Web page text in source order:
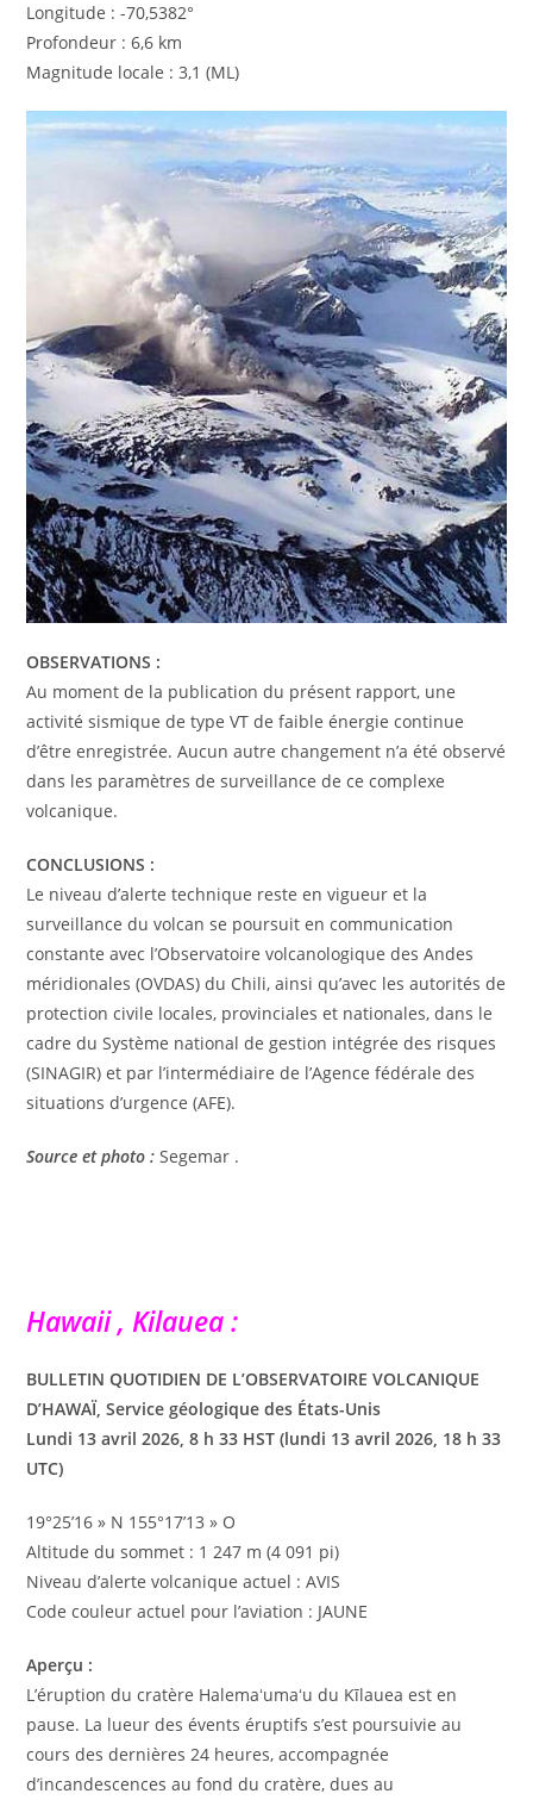
Longitude : -70,5382°
Profondeur : 6,6 km
Magnitude locale : 3,1 (ML)
OBSERVATIONS :
Au moment de la publication du présent rapport, une
activité sismique de type VT de faible énergie continue
d’être enregistrée. Aucun autre changement n’a été observé
dans les paramètres de surveillance de ce complexe
volcanique.
CONCLUSIONS :
Le niveau d’alerte technique reste en vigueur et la
surveillance du volcan se poursuit en communication
constante avec l’Observatoire volcanologique des Andes
méridionales (OVDAS) du Chili, ainsi qu’avec les autorités de
protection civile locales, provinciales et nationales, dans le
cadre du Système national de gestion intégrée des risques
(SINAGIR) et par l’intermédiaire de l’Agence fédérale des
situations d’urgence (AFE).
Source et photo : Segemar .
Hawaii , Kilauea :
BULLETIN QUOTIDIEN DE L’OBSERVATOIRE VOLCANIQUE
D’HAWAÏ, Service géologique des États-Unis
Lundi 13 avril 2026, 8 h 33 HST (lundi 13 avril 2026, 18 h 33
UTC)
19°25’16 » N 155°17’13 » O
Altitude du sommet : 1 247 m (4 091 pi)
Niveau d’alerte volcanique actuel : AVIS
Code couleur actuel pour l’aviation : JAUNE
Aperçu :
L’éruption du cratère Halemaʻumaʻu du Kīlauea est en
pause. La lueur des évents éruptifs s’est poursuivie au
cours des dernières 24 heures, accompagnée
d’incandescences au fond du cratère, dues au